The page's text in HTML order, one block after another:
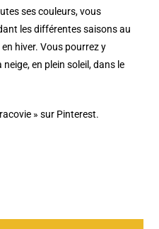
ses couleurs, vous
les différentes saisons au
hiver. Vous pourrez y
en plein soleil, dans le
» sur Pinterest.